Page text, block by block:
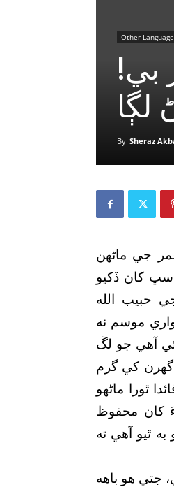
Other
!پشاور: ٿڌ کان بچڻ لاءِ گيس هيٽر ٻاريندڙ بي
By Sheraz
جي ماڻهن
کان ڏکيو
70 سالن جي حبيب الله
موسم نه
آهي جو لڱ
گھرن کي گرم
ٿورا ماڻهو
کان محفوظ
ٿيو آهي ته
جتي هو باهه